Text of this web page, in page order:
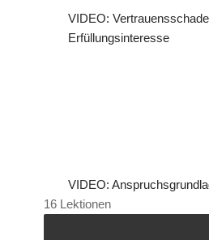
VIDEO:
Erfüllungsinteresse
VIDEO:
16 Lektionen